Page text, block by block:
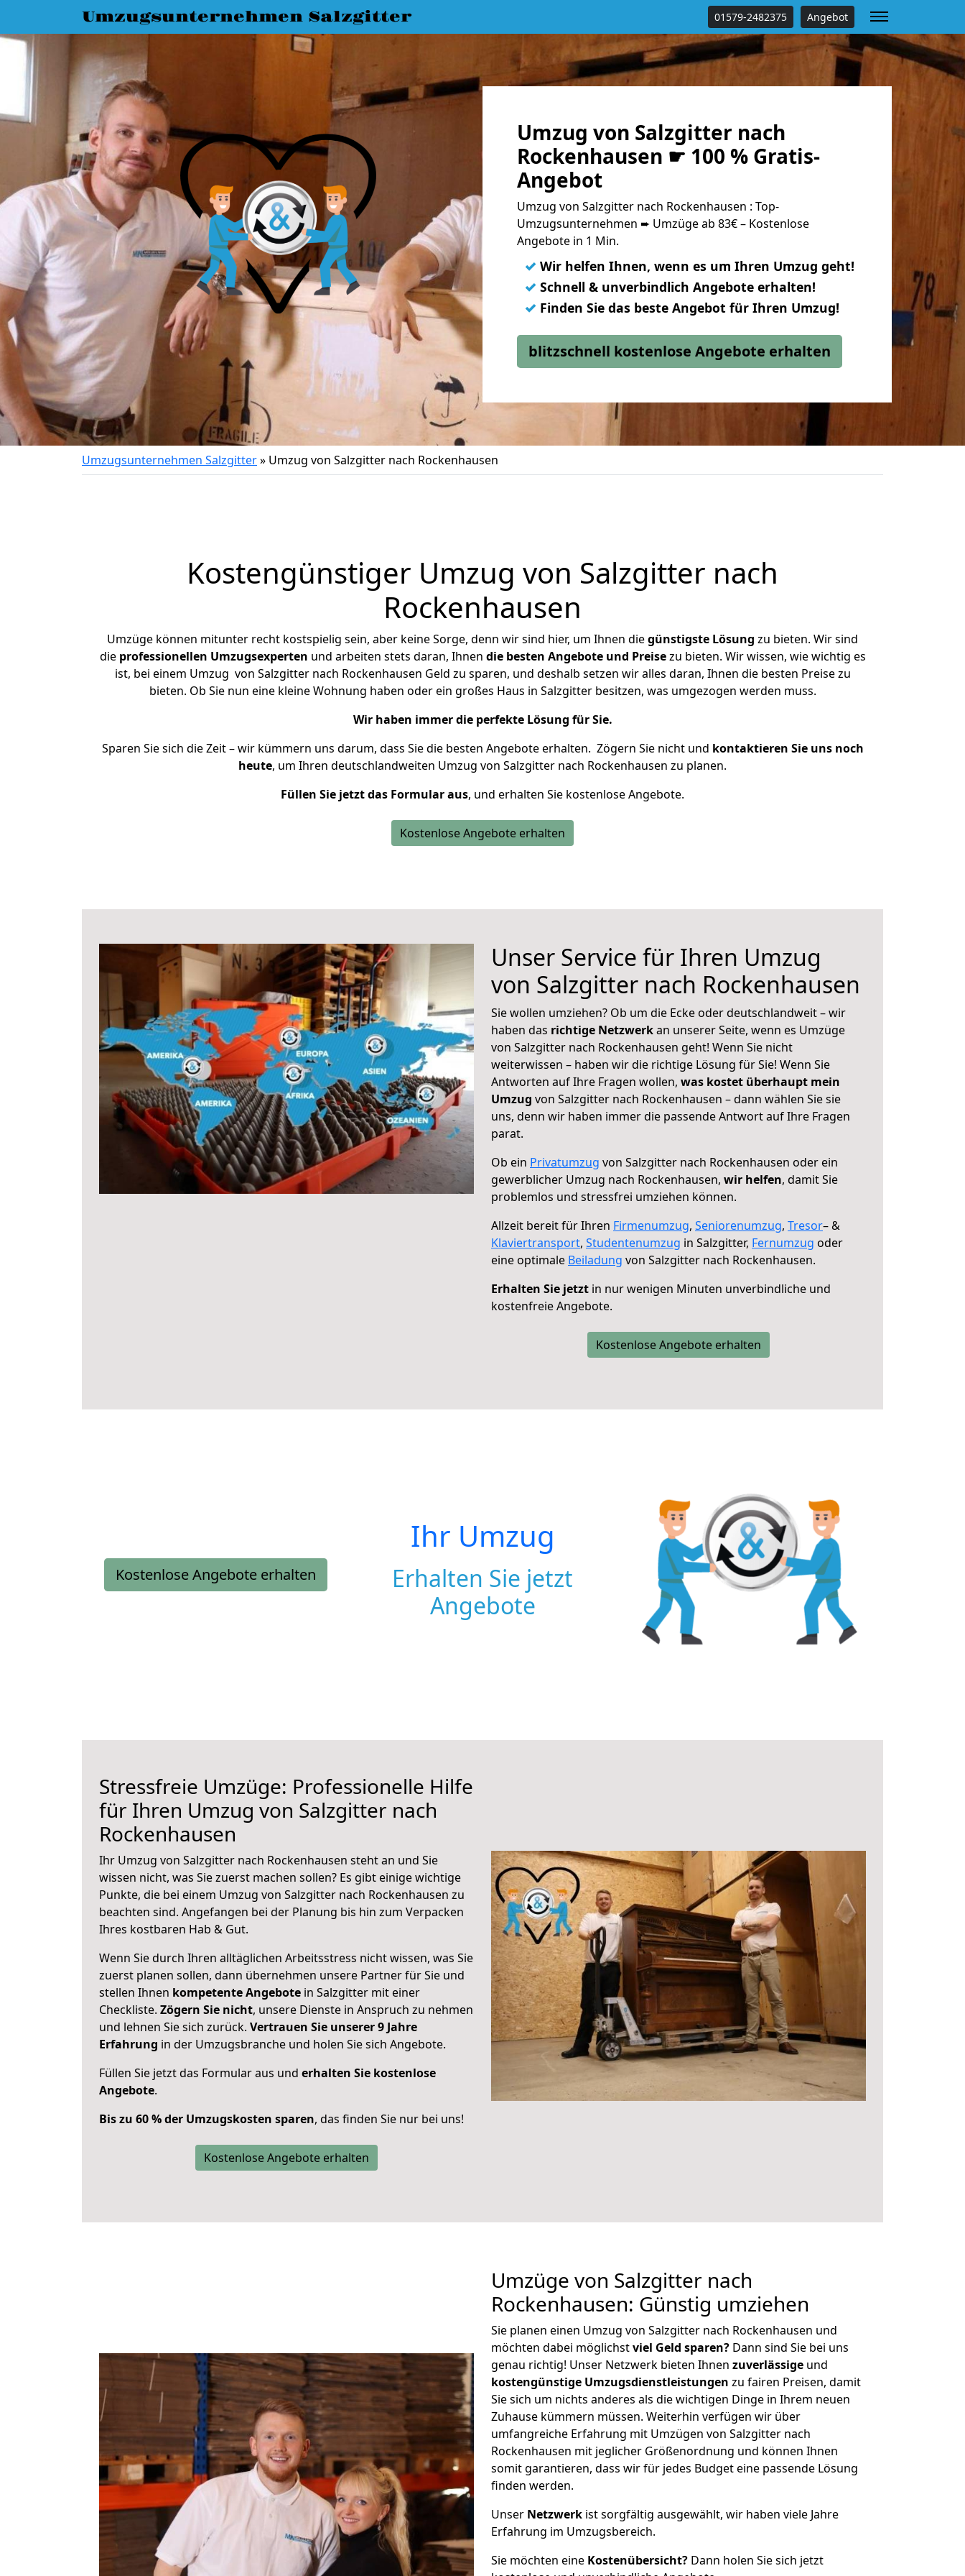
Umzugsunternehmen Salzgitter 01579-2482375 Angebot
Umzug von Salzgitter nach
Rockenhausen ☛ 100 % Gratis-
Angebot
Umzug von Salzgitter nach Rockenhausen : Top-
Umzugsunternehmen ➨ Umzüge ab 83€ – Kostenlose
Angebote in 1 Min.
✓ Wir helfen Ihnen, wenn es um Ihren Umzug geht!
✓ Schnell & unverbindlich Angebote erhalten!
✓ Finden Sie das beste Angebot für Ihren Umzug!
blitzschnell kostenlose Angebote erhalten
Umzugsunternehmen Salzgitter» Umzug von Salzgitter nach Rockenhausen
Kostengünstiger Umzug von Salzgitter nach
Rockenhausen
Umzüge können mitunter recht kostspielig sein, aber keine Sorge, denn wir sind hier, um Ihnen diegünstigste Lösung zu bieten. Wir sind
die professionellen Umzugsexperten und arbeiten stets daran, Ihnen die besten Angebote und Preisezu bieten. Wir wissen, wie wichtig es
ist, bei einem Umzug von Salzgitter nach Rockenhausen Geld zu sparen, und deshalb setzen wir alles daran, Ihnen die besten Preise zu
bieten. Ob Sie nun eine kleine Wohnung haben oder ein großes Haus in Salzgitter besitzen, was umgezogen werden muss.
Wir haben immer die perfekte Lösung für Sie.
Sparen Sie sich die Zeit – wir kümmern uns darum, dass Sie die besten Angebote erhalten. Zögern Sie nicht und kontaktieren Sie uns noch
heute, um Ihren deutschlandweiten Umzug von Salzgitter nach Rockenhausen zu planen.
Füllen Sie jetzt das Formular aus, und erhalten Sie kostenlose Angebote.
Kostenlose Angebote erhalten
Unser Service für Ihren Umzug
von Salzgitter nach Rockenhausen
Sie wollen umziehen? Ob um die Ecke oder deutschlandweit – wir
haben das richtige Netzwerkan unserer Seite, wenn es Umzüge
von Salzgitter nach Rockenhausen geht! Wenn Sie nicht
weiterwissen – haben wir die richtige Lösung für Sie! Wenn Sie
Antworten auf Ihre Fragen wollen, was kostet überhaupt mein
Umzug von Salzgitter nach Rockenhausen – dann wählen Sie sie
uns, denn wir haben immer die passende Antwort auf Ihre Fragen
parat.
Ob ein Privatumzug von Salzgitter nach Rockenhausen oder ein
gewerblicher Umzug nach Rockenhausen, wir helfen, damit Sie
problemlos und stressfrei umziehen können.
Allzeit bereit für Ihren Firmenumzug, Seniorenumzug, Tresor– &
Klaviertransport, Studentenumzug in Salzgitter, Fernumzug oder
eine optimale Beiladung von Salzgitter nach Rockenhausen.
Erhalten Sie jetzt in nur wenigen Minuten unverbindliche und
kostenfreie Angebote.
Kostenlose Angebote erhalten
Kostenlose Angebote erhalten
Ihr Umzug
Erhalten Sie jetzt
Angebote
Stressfreie Umzüge: Professionelle Hilfe
für Ihren Umzug von Salzgitter nach
Rockenhausen
Ihr Umzug von Salzgitter nach Rockenhausen steht an und Sie
wissen nicht, was Sie zuerst machen sollen? Es gibt einige wichtige
Punkte, die bei einem Umzug von Salzgitter nach Rockenhausen zu
beachten sind. Angefangen bei der Planung bis hin zum Verpacken
Ihres kostbaren Hab & Gut.
Wenn Sie durch Ihren alltäglichen Arbeitsstress nicht wissen, was Sie
zuerst planen sollen, dann übernehmen unsere Partner für Sie und
stellen Ihnen kompetente Angebote in Salzgitter mit einer
Checkliste. Zögern Sie nicht, unsere Dienste in Anspruch zu nehmen
und lehnen Sie sich zurück. Vertrauen Sie unserer 9 Jahre
Erfahrung in der Umzugsbranche und holen Sie sich Angebote.
Füllen Sie jetzt das Formular aus und erhalten Sie kostenlose
Angebote.
Bis zu 60 % der Umzugskosten sparen, das finden Sie nur bei uns!
Kostenlose Angebote erhalten
Umzüge von Salzgitter nach
Rockenhausen: Günstig umziehen
Sie planen einen Umzug von Salzgitter nach Rockenhausen und
möchten dabei möglichstviel Geld sparen? Dann sind Sie bei uns
genau richtig! Unser Netzwerk bieten Ihnen zuverlässige und
kostengünstige Umzugsdienstleistungen zu fairen Preisen, damit
Sie sich um nichts anderes als die wichtigen Dinge in Ihrem neuen
Zuhause kümmern müssen. Weiterhin verfügen wir über
umfangreiche Erfahrung mit Umzügen von Salzgitter nach
Rockenhausen mit jeglicher Größenordnung und können Ihnen
somit garantieren, dass wir für jedes Budget eine passende Lösung
finden werden.
Unser Netzwerk ist sorgfältig ausgewählt, wir haben viele Jahre
Erfahrung im Umzugsbereich.
Sie möchten eine Kostenübersicht? Dann holen Sie sich jetzt